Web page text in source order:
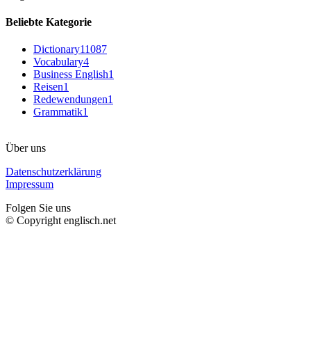
Beliebte Kategorie
Dictionary11087
Vocabulary4
Business English1
Reisen1
Redewendungen1
Grammatik1
Über uns
Datenschutzerklärung
Impressum
Folgen Sie uns
© Copyright englisch.net